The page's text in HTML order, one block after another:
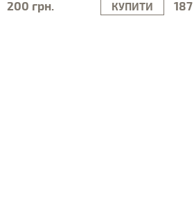
200 грн. КУПИТИ